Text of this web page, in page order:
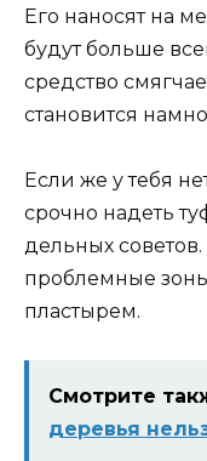
Его наносят на
будут больше
средство
становится
Если же у тебя
срочно надеть
дельных
проблемные
пластырем.
Смотрите
деревья